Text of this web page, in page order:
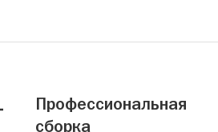
Профессиональная
сборка